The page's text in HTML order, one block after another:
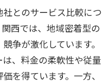
とのサービス比較につ
西では、地域密着型の
争が激化しています。
、料金の柔軟性や従量
を得ています。一方、